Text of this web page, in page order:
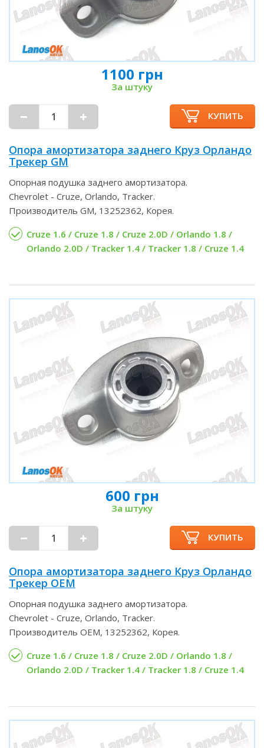
1100 грн
За штуку
КУПИТЬ
Опора амортизатора заднего Круз Орландо
Трекер GM
Опорная подушка заднего амортизатора.
Chevrolet - Cruze, Orlando, Tracker.
Производитель GM, 13252362, Корея.
Cruze 1.6 / Cruze 1.8 / Cruze 2.0D / Orlando 1.8 /
Orlando 2.0D / Tracker 1.4 / Tracker 1.8 / Cruze 1.4
600 грн
За штуку
КУПИТЬ
Опора амортизатора заднего Круз Орландо
Трекер OEM
Опорная подушка заднего амортизатора.
Chevrolet - Cruze, Orlando, Tracker.
Производитель OEM, 13252362, Корея.
Cruze 1.6 / Cruze 1.8 / Cruze 2.0D / Orlando 1.8 /
Orlando 2.0D / Tracker 1.4 / Tracker 1.8 / Cruze 1.4